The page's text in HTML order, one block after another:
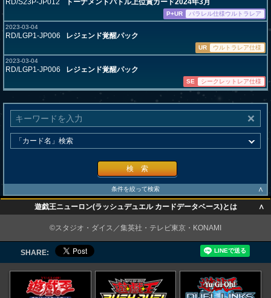
RD/S23P-JP012 トーナメントバトル上位賞カード2024年3月
P+UR
パラレル仕様ウルトラレア
2023-03-04
RD/LGP1-JP006 レジェンド覚醒パック
UR
ウルトラレア仕様
2023-03-04
RD/LGP1-JP006 レジェンド覚醒パック
SE シークレットレア仕様
検 索
条件を絞って検索 ∧
遊戯王ニューロン(ラッシュデュエル カードデータベース)とは ∧
©スタジオ・ダイス／集英社・テレビ東京・KONAMI
SHARE: